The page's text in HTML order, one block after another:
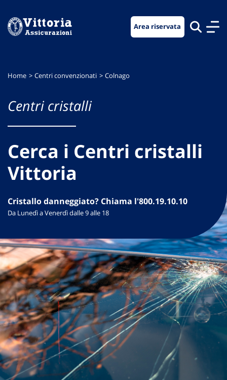
menu
contenuto
footer
Area riservata
Home Centri convenzionati Colnago
Centri cristalli
Cerca i Centri cristalli
Vittoria
Cristallo danneggiato? Chiama l'800.19.10.10
Da Lunedì a Venerdì dalle 9 alle 18